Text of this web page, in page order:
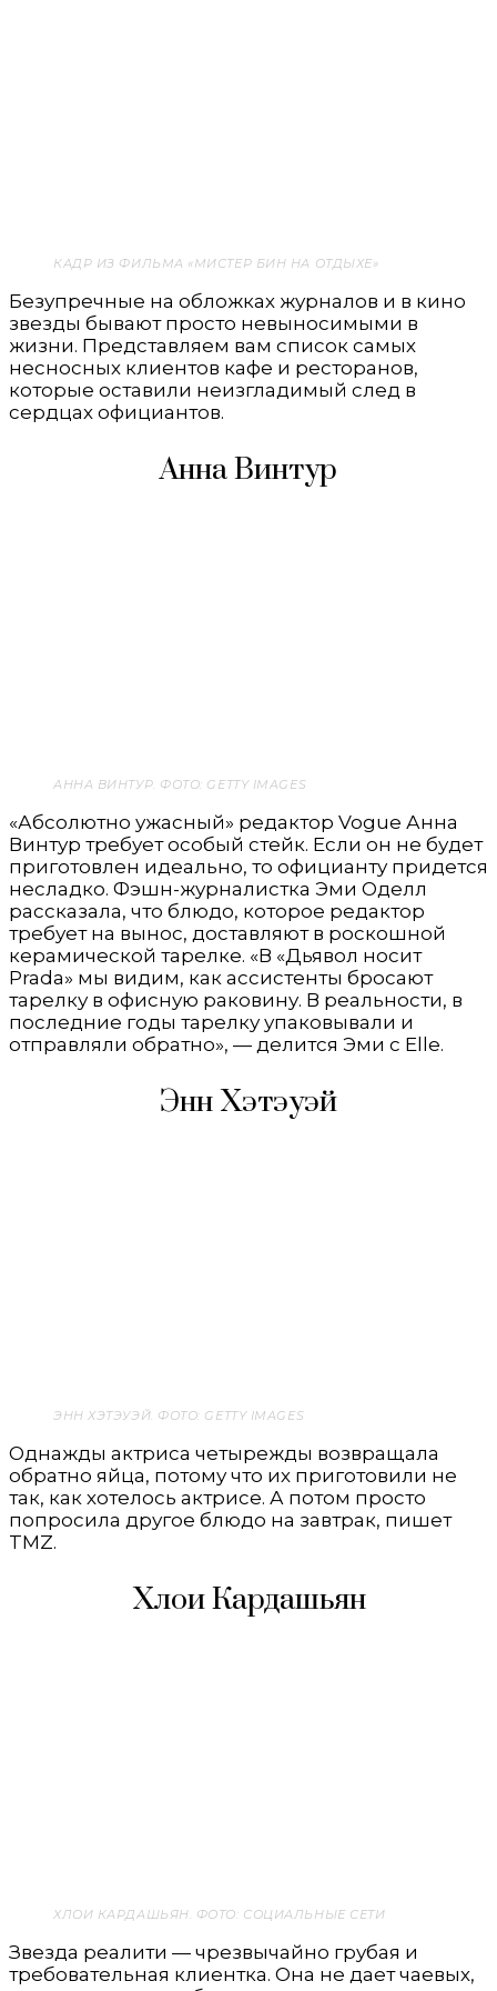
КАДР ИЗ ФИЛЬМА «МИСТЕР БИН НА ОТДЫХЕ»
Безупречные на обложках журналов и в кино
звезды бывают просто невыносимыми в
жизни. Представляем вам список самых
несносных клиентов кафе и ресторанов,
которые оставили неизгладимый след в
сердцах официантов.
Анна Винтур
АННА ВИНТУР. ФОТО: GETTY IMAGES
«Абсолютно ужасный» редактор Vogue Анна
Винтур требует особый стейк. Если он не будет
приготовлен идеально, то официанту придется
несладко. Фэшн-журналистка Эми Оделл
рассказала, что блюдо, которое редактор
требует на вынос, доставляют в роскошной
керамической тарелке. «В «Дьявол носит
Prada» мы видим, как ассистенты бросают
тарелку в офисную раковину. В реальности, в
последние годы тарелку упаковывали и
отправляли обратно», — делится Эми с Elle.
Энн Хэтэуэй
ЭНН ХЭТЭУЭЙ. ФОТО: GETTY IMAGES
Однажды актриса четырежды возвращала
обратно яйца, потому что их приготовили не
так, как хотелось актрисе. А потом просто
попросила другое блюдо на завтрак, пишет
TMZ.
Хлои Кардашьян
ХЛОИ КАРДАШЬЯН. ФОТО: СОЦИАЛЬНЫЕ СЕТИ
Звезда реалити — чрезвычайно грубая и
требовательная клиентка. Она не дает чаевых,